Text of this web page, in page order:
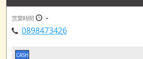
営業時間
-
0898473426
CASH